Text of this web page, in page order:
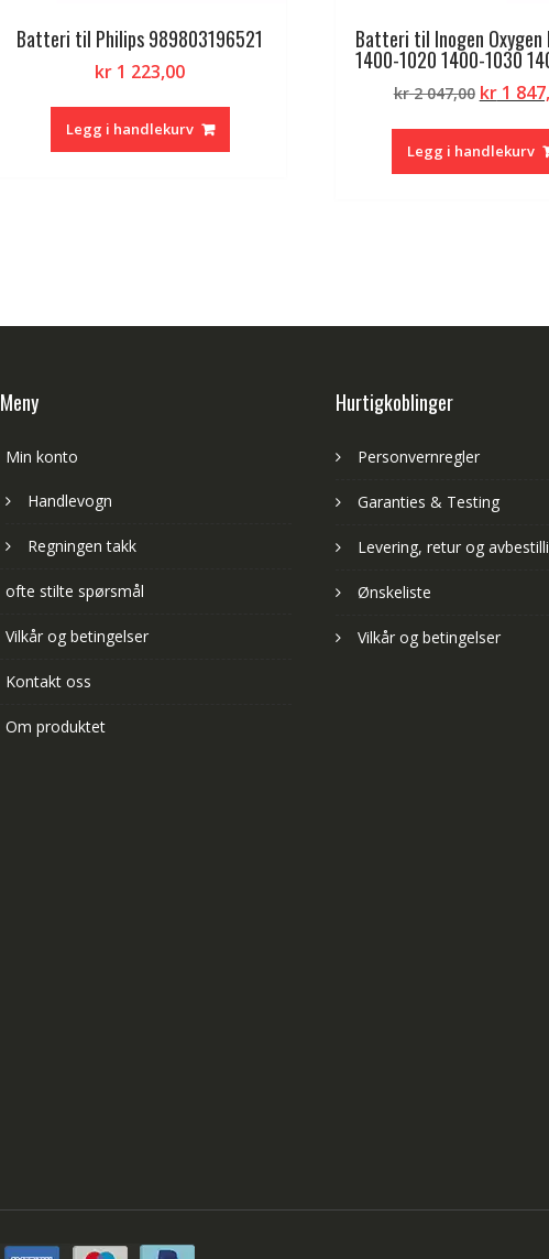
Batteri til Philips 989803196521
kr 1 223,00
Legg i handlekurv
Batteri til Inogen Oxygen
1400-1020 1400-1030
kr2 047,00
var:
kr 2
kr1
Legg i handlekurv
Meny
Min konto
Handlevogn
Regningen takk
ofte stilte spørsmål
Vilkår og betingelser
Kontakt oss
Om produktet
Hurtigkoblinger
Personvernregler
Garanties & Testing
Levering, retur og
Ønskeliste
Vilkår og betingelser